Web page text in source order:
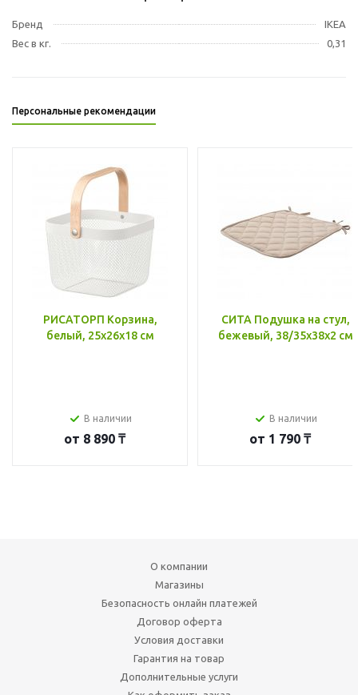
Бренд
IKEA
Вес в кг.
0,31
Персональные рекомендации
РИСАТОРП Корзина,
белый, 25x26x18 см
В наличии
от 8 890 ₸
СИТА Подушка на стул,
бежевый, 38/35x38x2 см
В наличии
от 1 790 ₸
О компании
Магазины
Безопасность онлайн платежей
Договор оферта
Условия доставки
Гарантия на товар
Дополнительные услуги